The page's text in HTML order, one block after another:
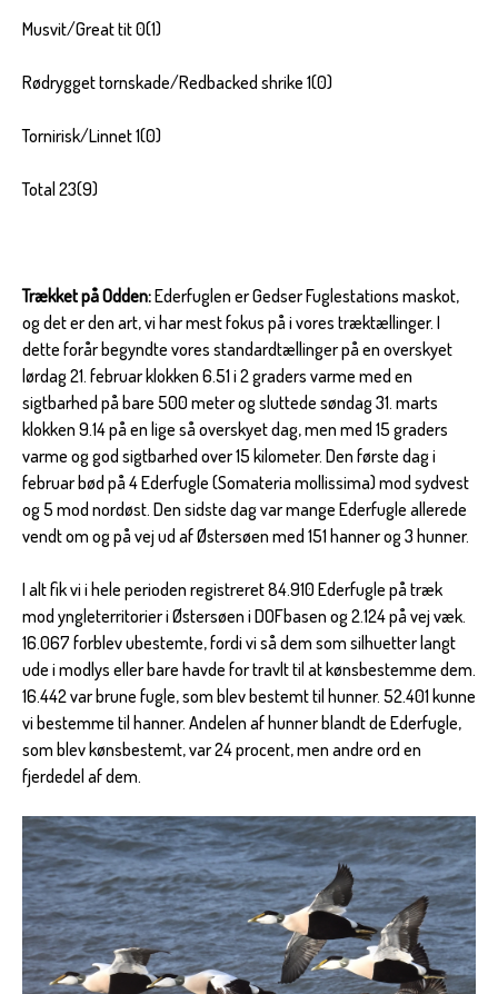
Musvit/Great tit 0(1)
Rødrygget tornskade/Redbacked shrike 1(0)
Tornirisk/Linnet 1(0)
Total 23(9)
Trækket på Odden:Ederfuglen er Gedser Fuglestations maskot,
og det er den art, vi har mest fokus på i vores træktællinger. I
dette forår begyndte vores standardtællinger på en overskyet
lørdag 21. februar klokken 6.51 i 2 graders varme med en
sigtbarhed på bare 500 meter og sluttede søndag 31. marts
klokken 9.14 på en lige så overskyet dag, men med 15 graders
varme og god sigtbarhed over 15 kilometer. Den første dag i
februar bød på 4 Ederfugle (Somateria mollissima) mod sydvest
og 5 mod nordøst. Den sidste dag var mange Ederfugle allerede
vendt om og på vej ud af Østersøen med 151 hanner og 3 hunner.
I alt fik vi i hele perioden registreret 84.910 Ederfugle på træk
mod yngleterritorier i Østersøen i DOFbasen og 2.124 på vej væk.
16.067 forblev ubestemte, fordi vi så dem som silhuetter langt
ude i modlys eller bare havde for travlt til at kønsbestemme dem.
16.442 var brune fugle, som blev bestemt til hunner. 52.401 kunne
vi bestemme til hanner. Andelen af hunner blandt de Ederfugle,
som blev kønsbestemt, var 24 procent, men andre ord en
fjerdedel af dem.